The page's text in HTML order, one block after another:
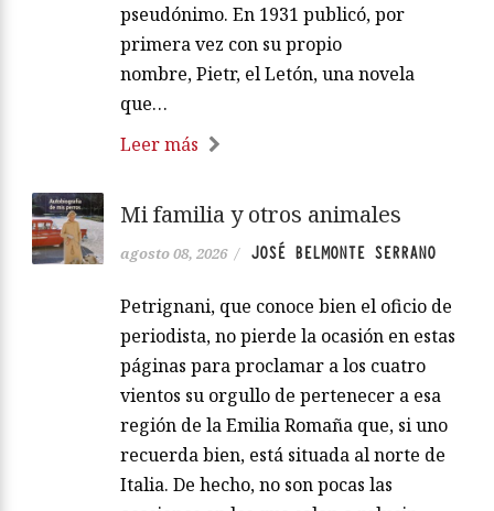
pseudónimo. En 1931 publicó, por
primera vez con su propio
nombre, Pietr, el Letón, una novela
que…
Leer más
Mi familia y otros animales
agosto 08, 2026 / JOSÉ BELMONTE SERRANO
Petrignani, que conoce bien el oficio de
periodista, no pierde la ocasión en estas
páginas para proclamar a los cuatro
vientos su orgullo de pertenecer a esa
región de la Emilia Romaña que, si uno
recuerda bien, está situada al norte de
Italia. De hecho, no son pocas las